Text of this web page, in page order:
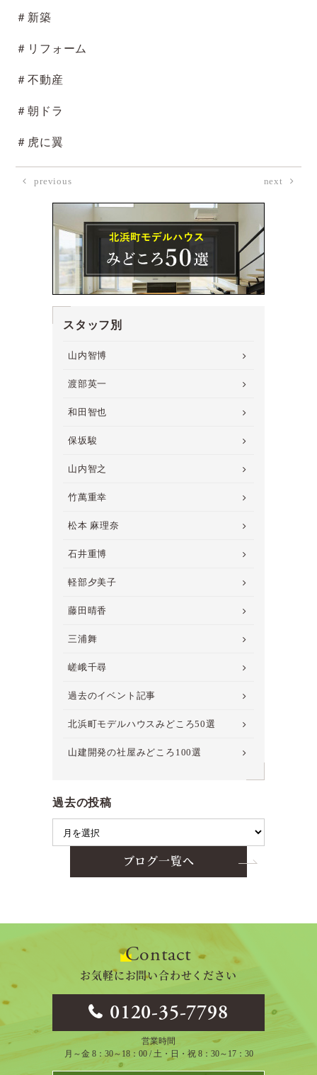
＃新築
＃リフォーム
＃不動産
＃朝ドラ
＃虎に翼
previous next
スタッフ別
山内智博
渡部英一
和田智也
保坂駿
山内智之
竹萬重幸
松本 麻理奈
石井重博
軽部夕美子
藤田晴香
三浦舞
嵯峨千尋
過去のイベント記事
北浜町モデルハウスみどころ50選
山建開発の社屋みどころ100選
過去の投稿
ブログ一覧へ
Contact
お気軽にお問い合わせください
0120-35-7798
営業時間
月～金 8：30～18：00 / 土・日・祝 8：30～17：30